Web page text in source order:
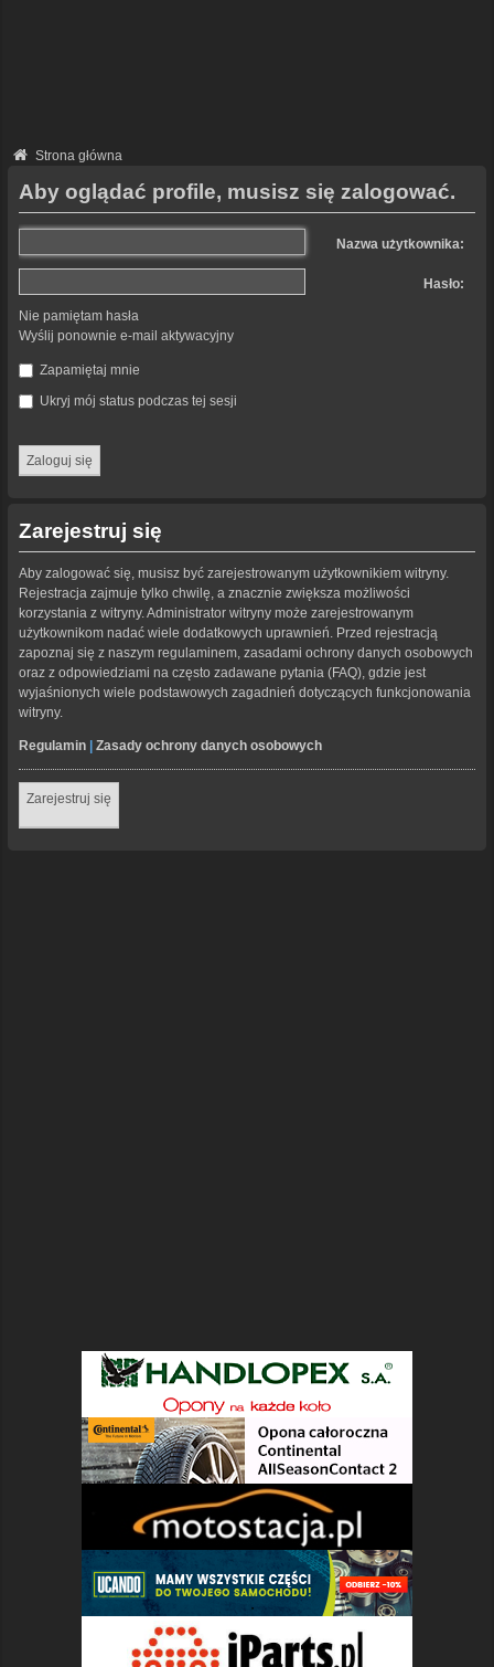
Strona główna
Aby oglądać profile, musisz się zalogować.
Nazwa użytkownika:
Hasło:
Nie pamiętam hasła
Wyślij ponownie e-mail aktywacyjny
Zapamiętaj mnie
Ukryj mój status podczas tej sesji
Zarejestruj się
Aby zalogować się, musisz być zarejestrowanym użytkownikiem witryny.
Rejestracja zajmuje tylko chwilę, a znacznie zwiększa możliwości
korzystania z witryny. Administrator witryny może zarejestrowanym
użytkownikom nadać wiele dodatkowych uprawnień. Przed rejestracją
zapoznaj się z naszym regulaminem, zasadami ochrony danych osobowych
oraz z odpowiedziami na często zadawane pytania (FAQ), gdzie jest
wyjaśnionych wiele podstawowych zagadnień dotyczących funkcjonowania
witryny.
Regulamin | Zasady ochrony danych osobowych
Zarejestruj się